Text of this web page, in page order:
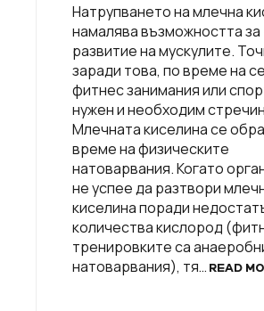
Натрупването на млечна
намалява възможността
развитие на мускулите.
заради това, по време на
фитнес занимания или
нужен и необходим
Млечната киселина се
време на физическите
натоварвания. Когато
не успее да разтвори
киселина поради
количества кислород
тренировките са
натоварвания), тя… READ